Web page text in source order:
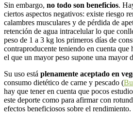
Sin embargo, no todo son beneficios.
ciertos aspectos negativos: existe riesgo
calambres musculares y de pérdida de
retención de agua intracelular lo que
peso de 1 a 3 kg los primeros días de
contraproducente teniendo en cuenta que
el que un mayor peso supone una mayor
Su uso está plenamente aceptado en
consumo dietético de carne y pescado (
hay que tener en cuenta que pocos
este deporte como para afirmar con
efectos beneficiosos sobre el rendimiento.